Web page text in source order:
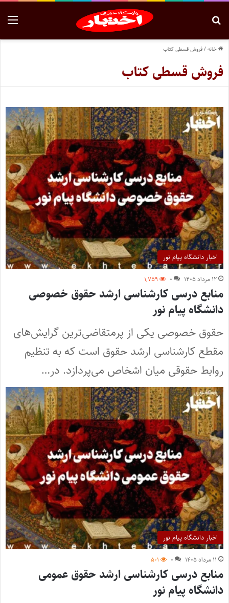
خانه/فروش قسطی کتاب
فروش قسطی کتاب
اخبار دانشگاه پیام نور
۱۲ مرداد ۱۴۰۵ ۰ ۱,۷۵۹
منابع درسی کارشناسی ارشد حقوق خصوصی
دانشگاه پیام نور
حقوق خصوصی یکی از پرمتقاضی‌ترین گرایش‌های
مقطع کارشناسی ارشد حقوق است که به تنظیم
روابط حقوقی میان اشخاص می‌پردازد. در…
اخبار دانشگاه پیام نور
۱۱ مرداد ۱۴۰۵ ۰ ۵۰۱
منابع درسی کارشناسی ارشد حقوق عمومی
دانشگاه پیام نور